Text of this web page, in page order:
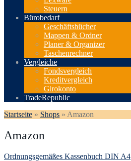
Steuern
Bürobedarf
Geschäftsbücher
Mappen & Ordner
Planer & Organizer
Taschenrechner
Vergleiche
Fondsvergleich
Kreditvergleich
Girokonto
TradeRepublic
Startseite » Shops » Amazon
Amazon
Ordnungsgemäßes Kassenbuch DIN A4